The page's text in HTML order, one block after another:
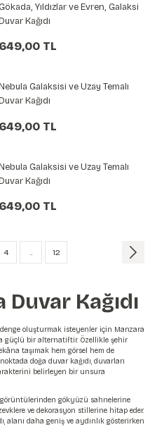
Yıldızlar ve Evren, Galaksi
Kağıdı
649,00 TL
Galaksisi ve Uzay Temalı
Kağıdı
649,00 TL
Galaksisi ve Uzay Temalı
Kağıdı
649,00 TL
4 .. 12
Kağıdı
oluşturmak isteyenler için Manzara
güçlü bir alternatiftir. Özellikle şehir
taşımak hem görsel hem de
doğa duvar kağıdı, duvarları
belirleyen bir unsura
görüntülerinden gökyüzü sahnelerine
ve dekorasyon stillerine hitap eder.
alanı daha geniş ve aydınlık gösterirken